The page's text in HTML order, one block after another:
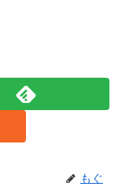
もぐ